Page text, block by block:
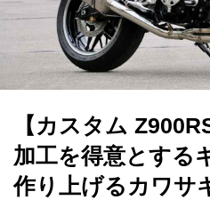
【カスタム
加工を得意とする
作り上げるカワサ